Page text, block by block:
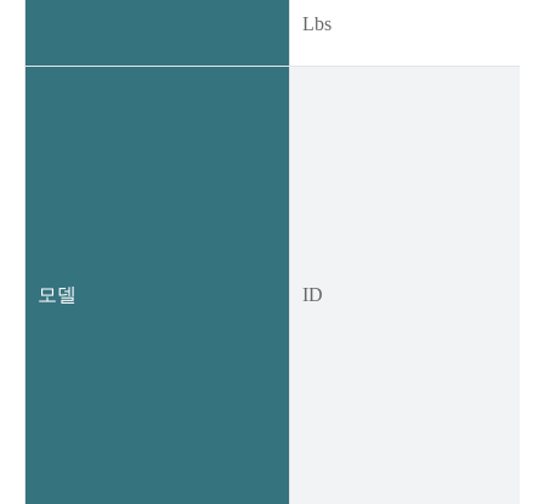
Lbs
모델 ID